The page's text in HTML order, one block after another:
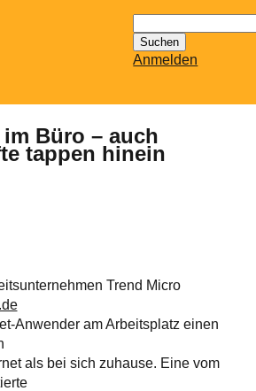
nach:
Anmelden
Büro – auch
tappen hinein
Trend Micro
Anwender am Arbeitsplatz einen
als bei sich zuhause. Eine vom
den